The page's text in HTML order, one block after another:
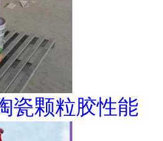
瓷颗粒胶性能